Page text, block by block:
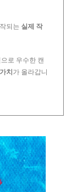
되는 실제 작
로 우수한 캔
치 가 올라갑니